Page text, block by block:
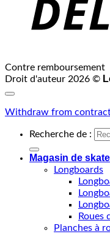
Contre remboursement
Droit d'auteur 2026 ©
Withdraw from
Recherche de :
Magasin de skate
Longboards
Roues
Planches à